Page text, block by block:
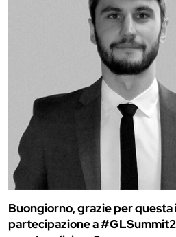
Buongiorno, grazie per
partecipazione a